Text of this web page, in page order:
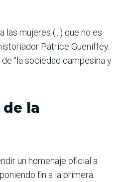
las mujeres (...) que no es
Patrice Gueniffey.
“la sociedad campesina y
la
un homenaje oficial a
fin a la primera